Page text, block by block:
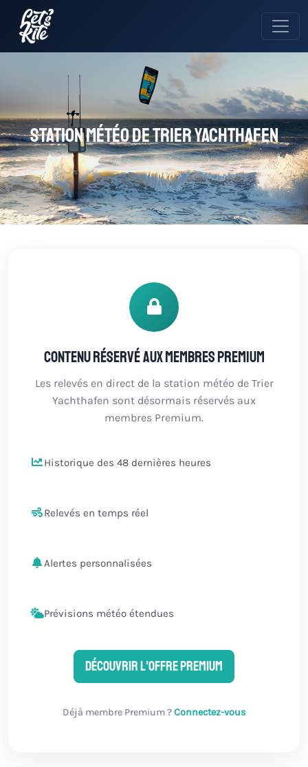
Station météo de Trier Yachthafen
Contenu réservé aux membres Premium
Les relevés en direct de la station météo de Trier
Yachthafen sont désormais réservés aux
membres Premium.
Historique des 48 dernières heures
Relevés en temps réel
Alertes personnalisées
Prévisions météo étendues
Découvrir l'offre Premium
Déjà membre Premium ?Connectez-vous